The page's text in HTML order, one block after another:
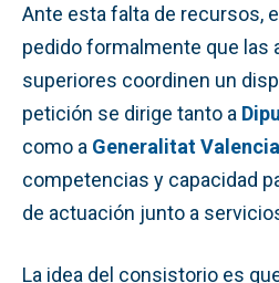
Ante esta falta de recursos,
pedido formalmente que las
superiores coordinen un
petición se dirige tanto a
como a Generalitat
competencias y capacidad
de actuación junto a
La idea del consistorio es